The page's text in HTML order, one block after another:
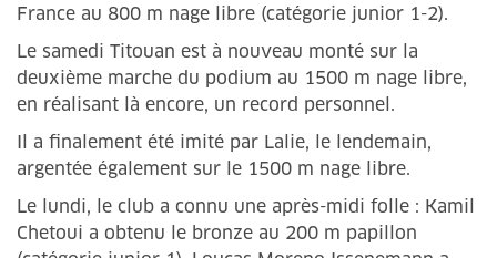
France au 800 m nage libre (catégorie junior 1-2).
Le samedi Titouan est à nouveau monté sur la
deuxième marche du podium au 1500 m nage libre,
en réalisant là encore, un record personnel.
Il a finalement été imité par Lalie, le lendemain,
argentée également sur le 1500 m nage libre.
Le lundi, le club a connu une après-midi folle : Kamil
Chetoui a obtenu le bronze au 200 m papillon